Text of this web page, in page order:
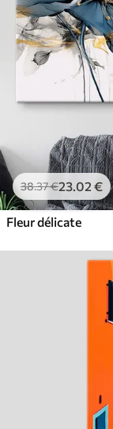
38.37€23.02 €
Fleur délicate